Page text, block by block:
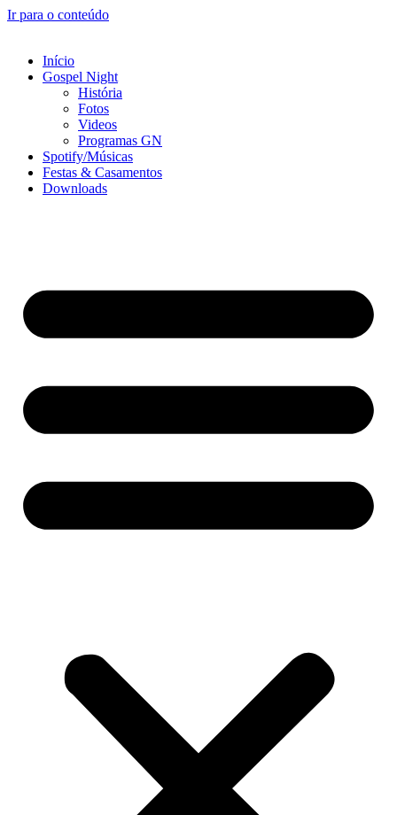
Ir para o conteúdo
Início
Gospel Night
História
Fotos
Videos
Programas GN
Spotify/Músicas
Festas & Casamentos
Downloads